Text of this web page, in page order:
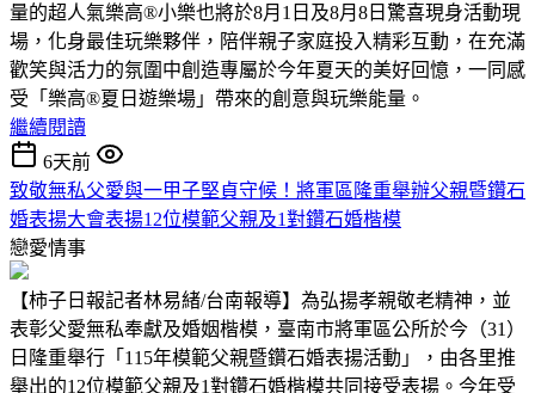
量的超人氣樂高®小樂也將於8月1日及8月8日驚喜現身活動現
場，化身最佳玩樂夥伴，陪伴親子家庭投入精彩互動，在充滿
歡笑與活力的氛圍中創造專屬於今年夏天的美好回憶，一同感
受「樂高®夏日遊樂場」帶來的創意與玩樂能量。
繼續閱讀
6天前
致敬無私父愛與一甲子堅貞守候！將軍區隆重舉辦父親暨鑽石
婚表揚大會表揚12位模範父親及1對鑽石婚楷模
戀愛情事
【柿子日報記者林易緒/台南報導】為弘揚孝親敬老精神，並
表彰父愛無私奉獻及婚姻楷模，臺南市將軍區公所於今（31）
日隆重舉行「115年模範父親暨鑽石婚表揚活動」，由各里推
舉出的12位模範父親及1對鑽石婚楷模共同接受表揚。今年受